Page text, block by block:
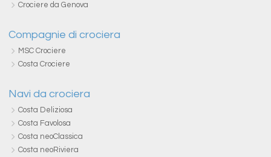
Crociere da Genova
Compagnie di crociera
MSC Crociere
Costa Crociere
Navi da crociera
Costa Deliziosa
Costa Favolosa
Costa neoClassica
Costa neoRiviera